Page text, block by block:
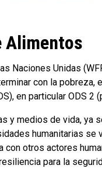
Alimentos
Naciones Unidas
con la
en particular ODS 2
y medios de vida,
humanitarias
otros actores
para la